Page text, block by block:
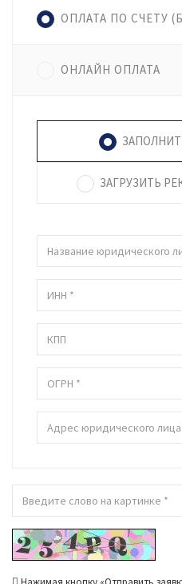
ОПЛАТА ПО СЧЕТУ
ОНЛАЙН ОПЛАТА
ЗАГРУЗИТЬ